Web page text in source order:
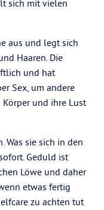
sich mit vielen
aus und legt sich
Haaren. Die
und hat
Sex, um andere
und ihre Lust
Was sie sich in den
Geduld ist
Löwe und daher
etwas fertig
zu achten tut